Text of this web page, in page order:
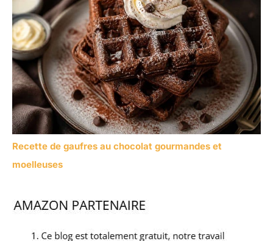
Recette de gaufres au chocolat gourmandes et
moelleuses